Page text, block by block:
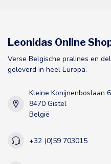
Leonidas Online
Verse Belgische pralines en
geleverd in heel Europa.
Kleine Konijnenboslaan 6
8470 Gistel
België
+32 (0)59 703015